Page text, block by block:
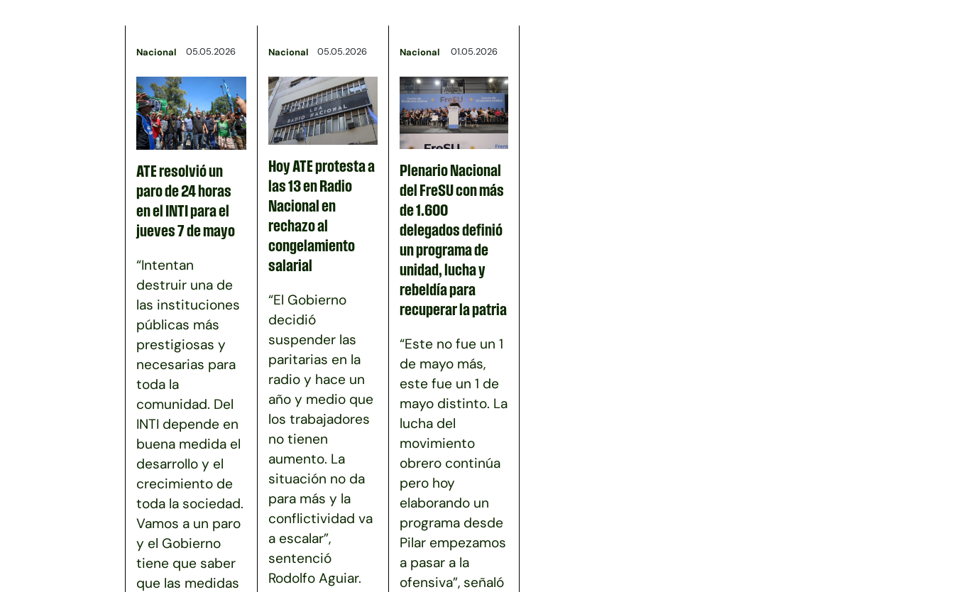
Nacional 05.05.2026
ATE resolvió un
paro de 24 horas
en el INTI para el
jueves 7 de mayo
“Intentan
destruir una de
las instituciones
públicas más
prestigiosas y
necesarias para
toda la
comunidad. Del
INTI depende en
buena medida el
desarrollo y el
crecimiento de
toda la sociedad.
Vamos a un paro
y el Gobierno
tiene que saber
que las medidas
Nacional 05.05.2026
Hoy ATE protesta a
las 13 en Radio
Nacional en
rechazo al
congelamiento
salarial
“El Gobierno
decidió
suspender las
paritarias en la
radio y hace un
año y medio que
los trabajadores
no tienen
aumento. La
situación no da
para más y la
conflictividad va
a escalar”,
sentenció
Rodolfo Aguiar.
Nacional 01.05.2026
Plenario Nacional
del FreSU con más
de 1.600
delegados definió
un programa de
unidad, lucha y
rebeldía para
recuperar la patria
“Este no fue un 1
de mayo más,
este fue un 1 de
mayo distinto. La
lucha del
movimiento
obrero continúa
pero hoy
elaborando un
programa desde
Pilar empezamos
a pasar a la
ofensiva”, señaló